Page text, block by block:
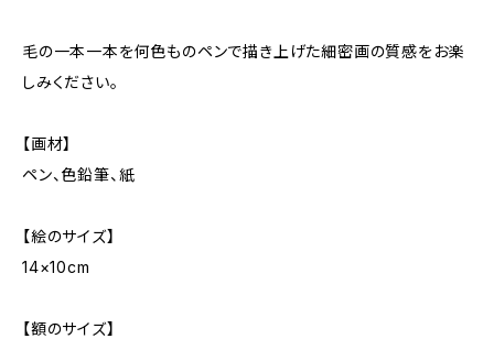
毛の一本一本を何色ものペンで描き上げた細密画の質感をお楽
しみください。
【画材】
ペン、色鉛筆、紙
【絵のサイズ】
14×10cm
【額のサイズ】